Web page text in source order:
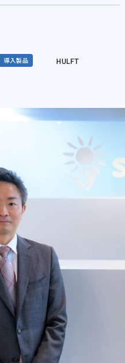
導入製品 HULFT